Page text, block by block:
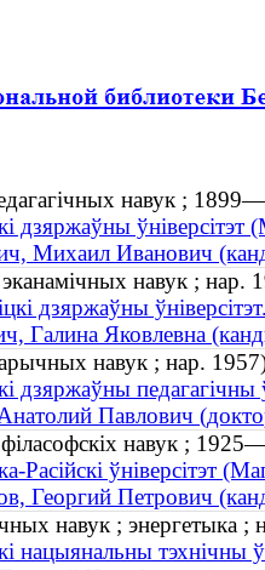
навук ;
дзяржаўны ўніверсітэт
Михаил Иванович
навук ; нар.
дзяржаўны
Галина Яковлевна
навук ; нар.
дзяржаўны
Павлович
навук ;
Расійскі ўніверсітэт
Георгий Петрович
навук ; энергетыка ;
нацыянальны тэхнічны